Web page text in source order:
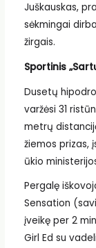
Juškauskas,
sėkmingai
žirgais.
Sportinis
Dusetų
varžėsi 31
metrų
žiemos prizas,
ūkio
Pergalę
Sensation
įveikę per 2
Girl Ed su